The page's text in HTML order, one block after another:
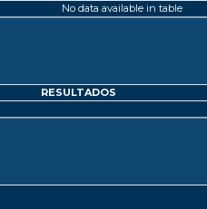
No data available in table
RESULTADOS